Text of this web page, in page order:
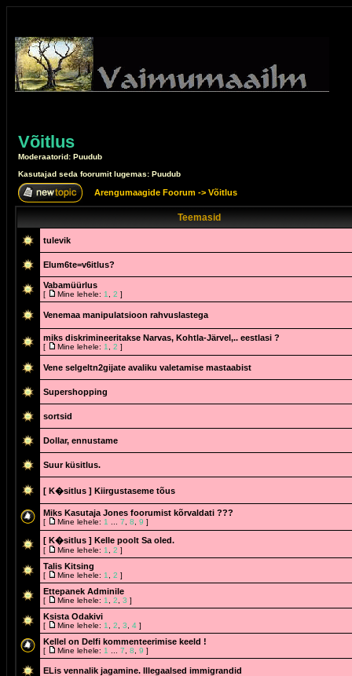
Võitlus
Moderaatorid: Puudub
Kasutajad seda foorumit lugemas: Puudub
Arengumaagide Foorum -> Võitlus
Teemasid
tulevik
Elum6te=v6itlus?
Vabamüürlus
[ Mine lehele: 1 2 ]
Venemaa manipulatsioon rahvuslastega
miks diskrimineeritakse Narvas, Kohtla-Järvel,.. eestlasi ?
[ Mine lehele: 1 2 ]
Vene selgeltn2gijate avaliku valetamise mastaabist
Supershopping
sortsid
Dollar, ennustame
Suur küsitlus.
[ K�sitlus ] Kiirgustaseme tõus
Miks Kasutaja Jones foorumist kõrvaldati ???
[ Mine lehele: 1 7 8 9 ]
[ K�sitlus ] Kelle poolt Sa oled.
[ Mine lehele: 1 2 ]
Talis Kitsing
[ Mine lehele: 1 2 ]
Ettepanek Adminile
[ Mine lehele: 1 2 3 ]
Ksista Odakivi
[ Mine lehele: 1 2 3 4 ]
Kellel on Delfi kommenteerimise keeld !
[ Mine lehele: 1 7 8 9 ]
ELis vennalik jagamine. Illegaalsed immigrandid